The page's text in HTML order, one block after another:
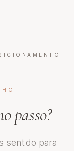
passo?
sentido para